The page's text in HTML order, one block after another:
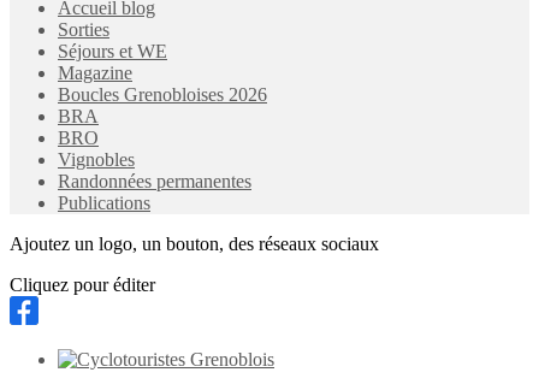
Accueil blog
Sorties
Séjours et WE
Magazine
Boucles Grenobloises 2026
BRA
BRO
Vignobles
Randonnées permanentes
Publications
Ajoutez un logo, un bouton, des réseaux sociaux
Cliquez pour éditer